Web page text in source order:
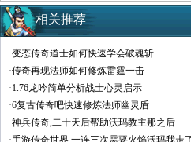
相关推荐
·变态传奇道士如何快速学会破魂斩
·传奇再现法师如何修炼雷霆一击
·1.76龙吟简单分析战士心灵启示
·6复古传奇吧快速修炼法师幽灵盾
·神兵传奇,二十天后帮助沃玛教主那之后
·手游传奇世界,一连三次需要火焰沃玛我走